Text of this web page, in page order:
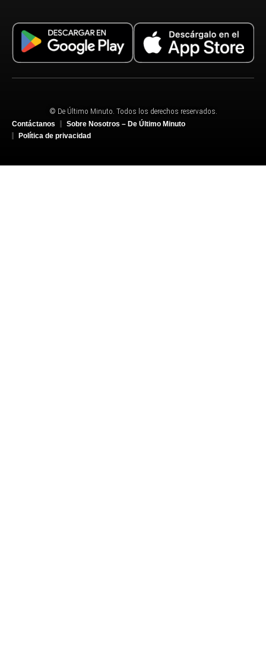
© De Último Minuto. Todos los derechos reservados.
Contáctanos
Sobre Nosotros – De Último Minuto
Política de privacidad